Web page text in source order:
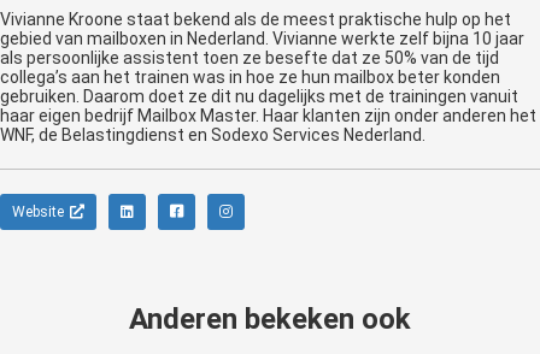
Vivianne Kroone staat bekend als de meest praktische hulp op het
gebied van mailboxen in Nederland. Vivianne werkte zelf bijna 10 jaar
als persoonlijke assistent toen ze besefte dat ze 50% van de tijd
collega’s aan het trainen was in hoe ze hun mailbox beter konden
gebruiken. Daarom doet ze dit nu dagelijks met de trainingen vanuit
haar eigen bedrijf Mailbox Master. Haar klanten zijn onder anderen het
WNF, de Belastingdienst en Sodexo Services Nederland.
Website
Anderen bekeken ook